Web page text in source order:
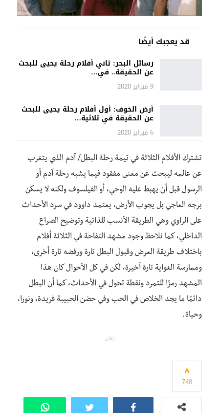
قد يعجبك أيضًا
رسائل البحر: ثاني أفلام رحلة يحيى للبحث
عن الحقيقة.. في…
9 فبراير 2020
أرض الخوف: أول أفلام رحلة يحيى للبحث
عن الحقيقة في ثلاثية…
6 فبراير 2020
تشترك الأفلام الثلاثة في تيمة رحلة البطل/ آدم الذي يتغرب
عن عالمه ليبحث عن معنى مفقود فيما يشبه رحلة آدم أو
الرسول قبل أن يهبط عليه الوحي، أو الفيلسوف ولكنه لا يسكن
برجه العاجي بل يجوب الأرض، يعتمد داوود في سرد الأحداث
على الراوي وهي الطريقة الأنسب للذاتية وتوضيح الصراع
الداخلي، كما نلاحظ وجود مشهد التفاحة في الثلاثة أفلام
باختلاف طريقة العرض وقبول البطل تارة ورفضه تارة أخرى،
وممارسة الغواية تارة أخيرة، لكن في كل الأحوال كان هذا
المشهد رمزًا للتمرد ونقطة تحول في الأحداث، كما أن البطل
دائمًا ما يجد الخلاص في الحب وفي حضن الحبيبة فريدة، ونورا،
وحياة.
إعلان
748